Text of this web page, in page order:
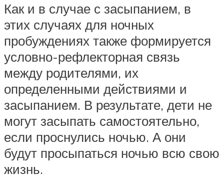
Как и в случае с засыпанием, в
этих случаях для ночных
пробуждениях также формируется
условно-рефлекторная связь
между родителями, их
определенными действиями и
засыпанием. В результате, дети не
могут засыпать самостоятельно,
если проснулись ночью. А они
будут просыпаться ночью всю свою
жизнь.